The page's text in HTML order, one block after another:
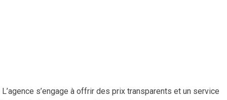
L’agence s’engage à offrir des prix transparents et un service